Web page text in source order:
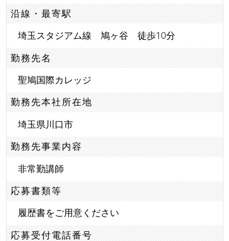
沿線・最寄駅
埼玉スタジアム線 鳩ヶ谷 徒歩10分
勤務先名
聖鳩国際カレッジ
勤務先本社所在地
埼玉県川口市
勤務先事業内容
非常勤講師
応募書類等
履歴書をご用意ください
応募受付電話番号